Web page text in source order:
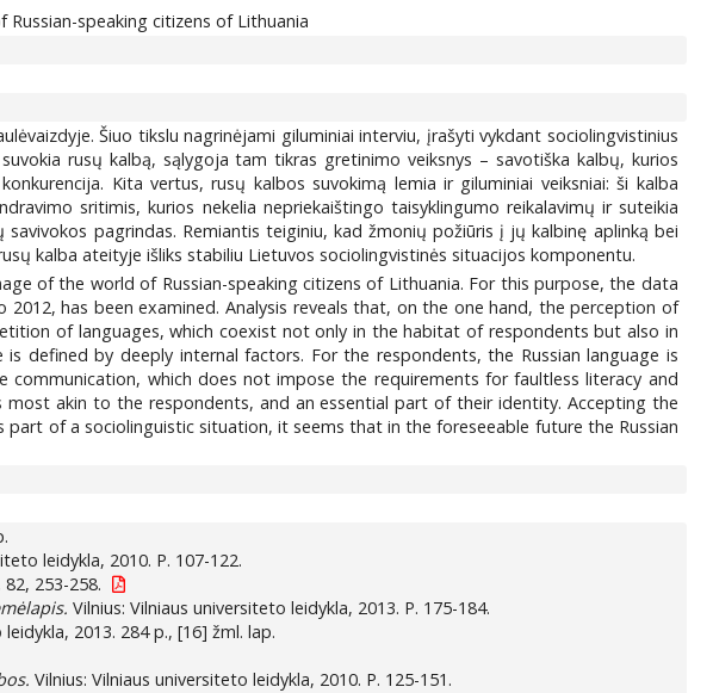
speaking citizens of Lithuania
Šiuo tikslu nagrinėjami giluminiai interviu, įrašyti vykdant sociolingvistinius
rusų kalbą, sąlygoja tam tikras gretinimo veiksnys – savotiška kalbų, kurios
Kita vertus, rusų kalbos suvokimą lemia ir giluminiai veiksniai: ši kalba
sritimis, kurios nekelia nepriekaištingo taisyklingumo reikalavimų ir suteikia
pagrindas. Remiantis teiginiu, kad žmonių požiūris į jų kalbinę aplinką bei
kalba ateityje išliks stabiliu Lietuvos sociolingvistinės situacijos komponentu.
of the world of Russian-speaking citizens of Lithuania. For this purpose, the data
has been examined. Analysis reveals that, on the one hand, the perception of
of languages, which coexist not only in the habitat of respondents but also in
defined by deeply internal factors. For the respondents, the Russian language is
which does not impose the requirements for faultless literacy and
akin to the respondents, and an essential part of their identity. Accepting the
of a sociolinguistic situation, it seems that in the foreseeable future the Russian
leidykla, 2010. P. 107-122.
253-258.
Vilnius: Vilniaus universiteto leidykla, 2013. P. 175-184.
2013. 284 p., [16] žml. lap.
Vilnius: Vilniaus universiteto leidykla, 2010. P. 125-151.